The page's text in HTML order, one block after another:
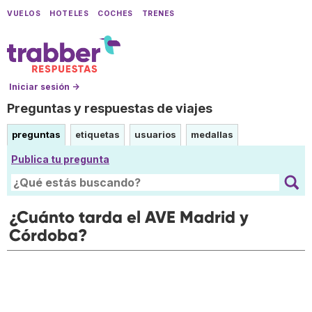
VUELOS HOTELES COCHES TRENES
Iniciar sesión →
Preguntas y respuestas de viajes
preguntas etiquetas usuarios medallas
Publica tu pregunta
¿Cuánto tarda el AVE Madrid y
Córdoba?